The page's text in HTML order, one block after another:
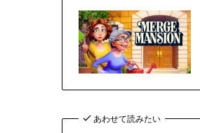
あわせて読みたい